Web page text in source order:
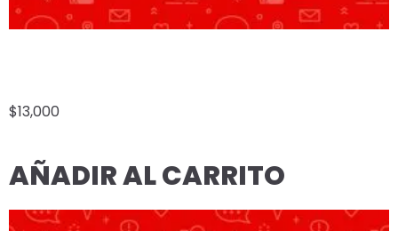
$13,000
AÑADIR AL CARRITO